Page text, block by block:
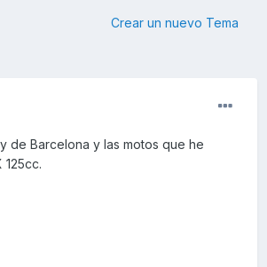
Crear un nuevo Tema
de Barcelona y las motos que he